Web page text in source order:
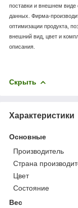
поставки и внешнем виде
данных. Фирма-
оптимизации продукта,
внешний вид, цвет и
описания.
Скрыть
Характеристики
Основные
Производитель
Страна
Цвет
Состояние
Вес